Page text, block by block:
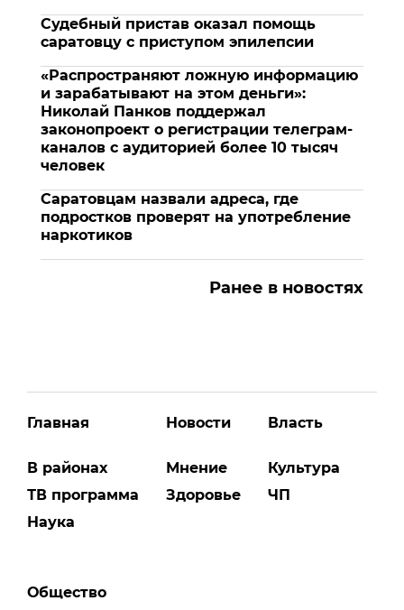
Судебный пристав оказал помощь
саратовцу с приступом эпилепсии
«Распространяют ложную информацию
и зарабатывают на этом деньги»:
Николай Панков поддержал
законопроект о регистрации телеграм-
каналов с аудиторией более 10 тысяч
человек
Саратовцам назвали адреса, где
подростков проверят на употребление
наркотиков
Ранее в новостях
Главная
В районах
ТВ программа
Наука
Новости
Мнение
Здоровье
Власть
Культура
ЧП
Общество